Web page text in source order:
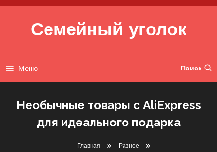
Перейти к содержимому
Семейный уголок
Меню Поиск
Необычные товары с AliExpress
для идеального подарка
Главная
Разное